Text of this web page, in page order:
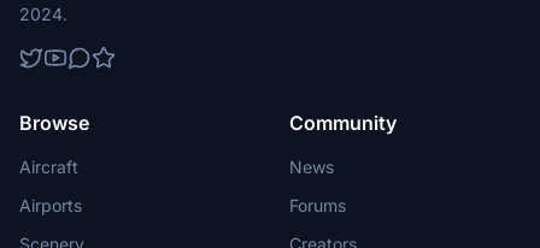
2024.
Browse
Aircraft
Airports
Scenery
Community
News
Forums
Creators